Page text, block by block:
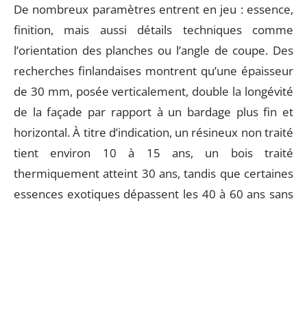
De nombreux paramètres entrent en jeu : essence,
finition, mais aussi détails techniques comme
l’orientation des planches ou l’angle de coupe. Des
recherches finlandaises montrent qu’une épaisseur
de 30 mm, posée verticalement, double la longévité
de la façade par rapport à un bardage plus fin et
horizontal. À titre d’indication, un résineux non traité
tient environ 10 à 15 ans, un bois traité
thermiquement atteint 30 ans, tandis que certaines
essences exotiques dépassent les 40 à 60 ans sans